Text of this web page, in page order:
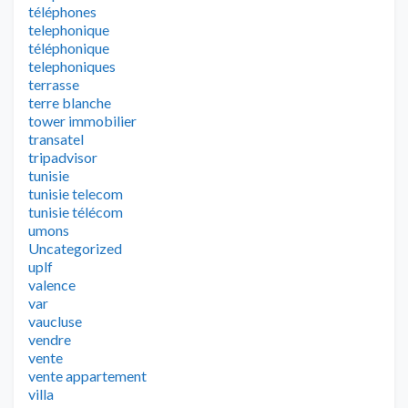
téléphones
telephonique
téléphonique
telephoniques
terrasse
terre blanche
tower immobilier
transatel
tripadvisor
tunisie
tunisie telecom
tunisie télécom
umons
Uncategorized
uplf
valence
var
vaucluse
vendre
vente
vente appartement
villa